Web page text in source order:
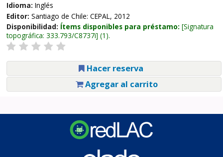
Idioma: Inglés
Editor: Santiago de Chile: CEPAL, 2012
Disponibilidad: Ítems disponibles para préstamo: Signatura
topográfica: 333.793/C8737i (1).
Hacer reserva
Agregar al carrito